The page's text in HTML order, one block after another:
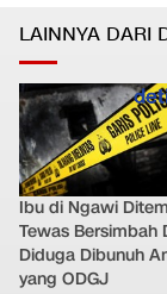
LAINNYA DARI
Ibu di Ngawi
Tewas Bersimbah
Diduga Dibunuh
yang ODGJ